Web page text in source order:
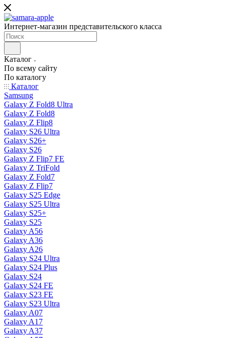
Интернет-магазин представительского класса
Каталог
По всему сайту
По каталогу
Каталог
Samsung
Galaxy Z Fold8 Ultra
Galaxy Z Fold8
Galaxy Z Flip8
Galaxy S26 Ultra
Galaxy S26+
Galaxy S26
Galaxy Z Flip7 FE
Galaxy Z TriFold
Galaxy Z Fold7
Galaxy Z Flip7
Galaxy S25 Edge
Galaxy S25 Ultra
Galaxy S25+
Galaxy S25
Galaxy A56
Galaxy A36
Galaxy A26
Galaxy S24 Ultra
Galaxy S24 Plus
Galaxy S24
Galaxy S24 FE
Galaxy S23 FE
Galaxy S23 Ultra
Galaxy A07
Galaxy A17
Galaxy A37